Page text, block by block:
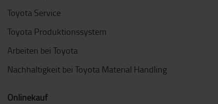
Toyota Service
Toyota Produktionssystem
Arbeiten bei Toyota
Nachhaltigkeit bei Toyota Material Handling
Onlinekauf